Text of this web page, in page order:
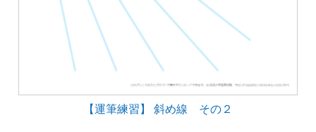
【運筆練習】 斜め線 その２